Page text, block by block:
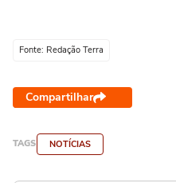
Fonte: Redação Terra
Compartilhar
TAGS NOTÍCIAS